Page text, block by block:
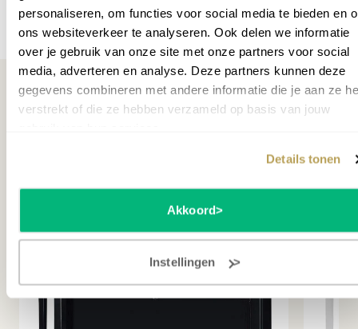
personaliseren, om functies voor social media te bieden en
ons websiteverkeer te analyseren. Ook delen we informatie
over je gebruik van onze site met onze partners voor social
media, adverteren en analyse. Deze partners kunnen deze
gegevens combineren met andere informatie die je aan ze
verstrekt of die ze hebben verzameld op basis van jouw
Details tonen
Akkoord
Instellingen
Polished (wit hoogglans) met chroom beslag. Ligt jouw
voorkeur bij een andere kleur? Neem dan contact met
ons op.
Wil je het instrument zelf proberen? Maak een afspraak.
Gewicht
250
Breedte cm
149
Garantie leverancier
10 jaar
SKU
P040500
Meer specificaties
Misschien ook interessant